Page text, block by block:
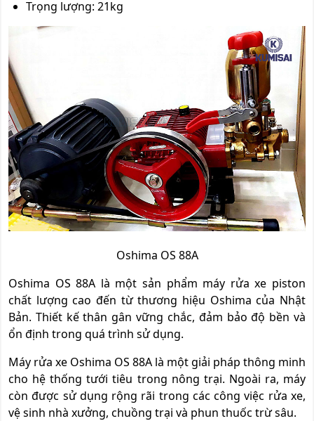
Trọng lượng: 21kg
Oshima OS 88A
Oshima OS 88A là một sản phẩm máy rửa xe piston
chất lượng cao đến từ thương hiệu Oshima của Nhật
Bản. Thiết kế thân gân vững chắc, đảm bảo độ bền và
ổn định trong quá trình sử dụng.
Máy rửa xe Oshima OS 88A là một giải pháp thông minh
cho hệ thống tưới tiêu trong nông trại. Ngoài ra, máy
còn được sử dụng rộng rãi trong các công việc rửa xe,
vệ sinh nhà xưởng, chuồng trại và phun thuốc trừ sâu.